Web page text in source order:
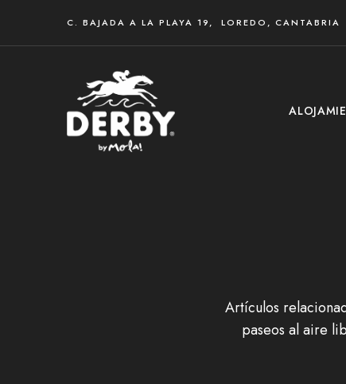
C. BAJADA A LA PLAYA 19, LOREDO, CANTABRIA
Artículos
paseos al aire